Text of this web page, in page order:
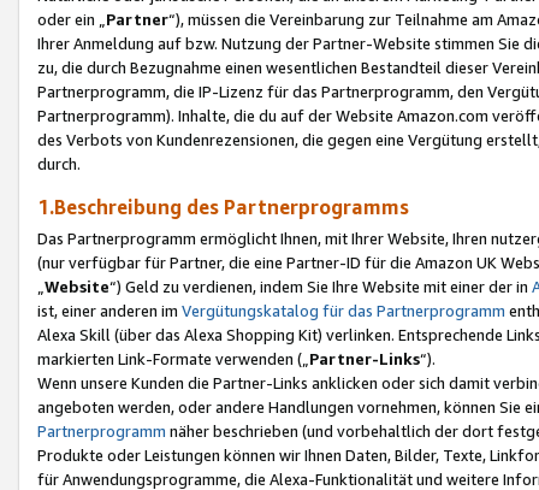
oder ein „Partner“), müssen die Vereinbarung zur Teilnahme am
Ihrer Anmeldung auf bzw. Nutzung der Partner-Website stimmen Sie
zu, die durch Bezugnahme einen wesentlichen Bestandteil dieser
Partnerprogramm, die IP-Lizenz für das Partnerprogramm, den
Partnerprogramm). Inhalte, die du auf der Website Amazon.com
des Verbots von Kundenrezensionen, die gegen eine Vergütung
durch.
1.Beschreibung des Partnerprogramms
Das Partnerprogramm ermöglicht Ihnen, mit Ihrer Website, Ihren
(nur verfügbar für Partner, die eine Partner-ID für die Amazon UK
Website“) Geld zu verdienen, indem Sie Ihre Website mit einer der in
ist, einer anderen im Vergütungskatalog für das Partnerprogramm
Alexa Skill (über das Alexa Shopping Kit) verlinken. Entsprechende
markierten Link-Formate verwenden („ Partner-Links“).
Wenn unsere Kunden die Partner-Links anklicken oder sich damit
angeboten werden, oder andere Handlungen vornehmen, können Sie
Partnerprogramm näher beschrieben (und vorbehaltlich der dort
Produkte oder Leistungen können wir Ihnen Daten, Bilder, Texte,
für Anwendungsprogramme, die Alexa-Funktionalität und weitere